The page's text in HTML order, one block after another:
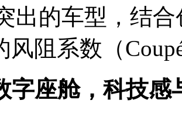
出的车型，结
风阻系数（
字座舱，科技感